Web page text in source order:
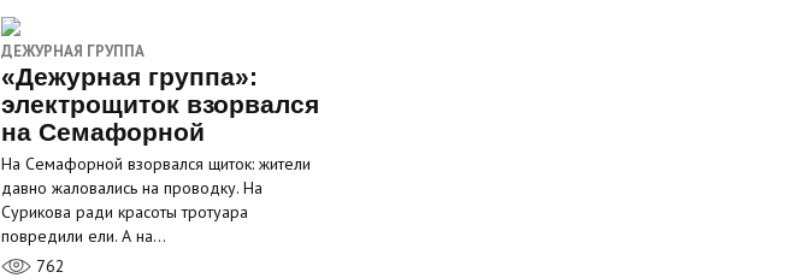
ДЕЖУРНАЯ ГРУППА
«Дежурная группа»:
электрощиток взорвался
на Семафорной
На Семафорной взорвался щиток: жители
давно жаловались на проводку. На
Сурикова ради красоты тротуара
повредили ели. А на…
762